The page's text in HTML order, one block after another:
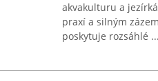
akvakulturu a
praxí a silným
poskytuje rozsáhlé ...